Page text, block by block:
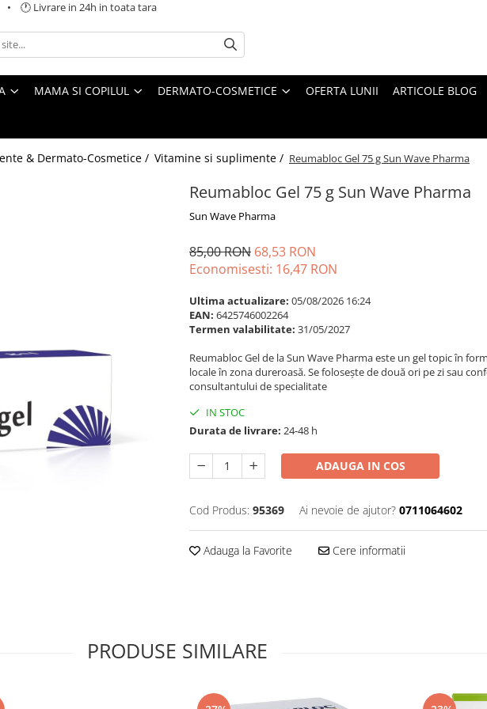
• 🕐 Livrare in 24h in toata tara
MAMA SI COPILUL DERMATO-COSMETICE OFERTA LUNII ARTICOLE BLOG
& Dermato-Cosmetice / Vitamine si suplimente / Reumabloc Gel 75 g Sun Wave Pharma
Reumabloc Gel 75 g Sun Wave Pharma
Sun Wave Pharma
85,00 RON 68,53 RON
Economisesti: 16,47 RON
Ultima actualizare: 05/08/2026 16:24
EAN: 6425746002264
Termen valabilitate: 31/05/2027
Reumabloc Gel de la Sun Wave Pharma este un gel topic în
locale în zona dureroasă. Se folosește de două ori pe zi sau
consultantului de specialitate
IN STOC
Durata de livrare: 24-48 h
ADAUGA IN COS
Cod Produs: 95369 Ai nevoie de ajutor? 0711064602
Adauga la Favorite Cere informatii
PRODUSE SIMILARE